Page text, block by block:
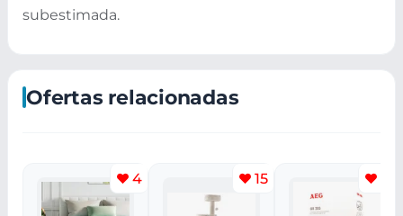
subestimada.
Ofertas relacionadas
4 15